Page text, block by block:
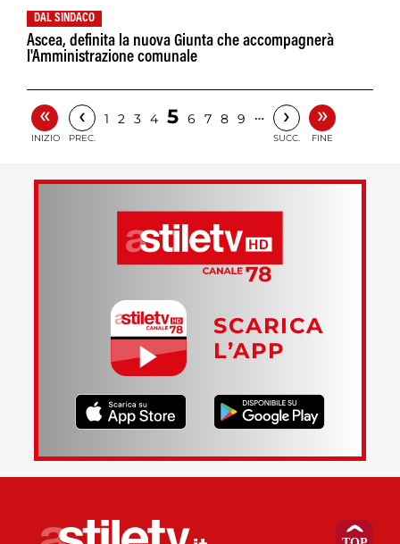
DAL SINDACO
Ascea, definita la nuova Giunta che accompagnerà
l'Amministrazione comunale
«
INIZIO
‹
PREC.
1 2 3 4 5 6 7 8 9 … ›
SUCC.
»
FINE
SCARICA
L’APP